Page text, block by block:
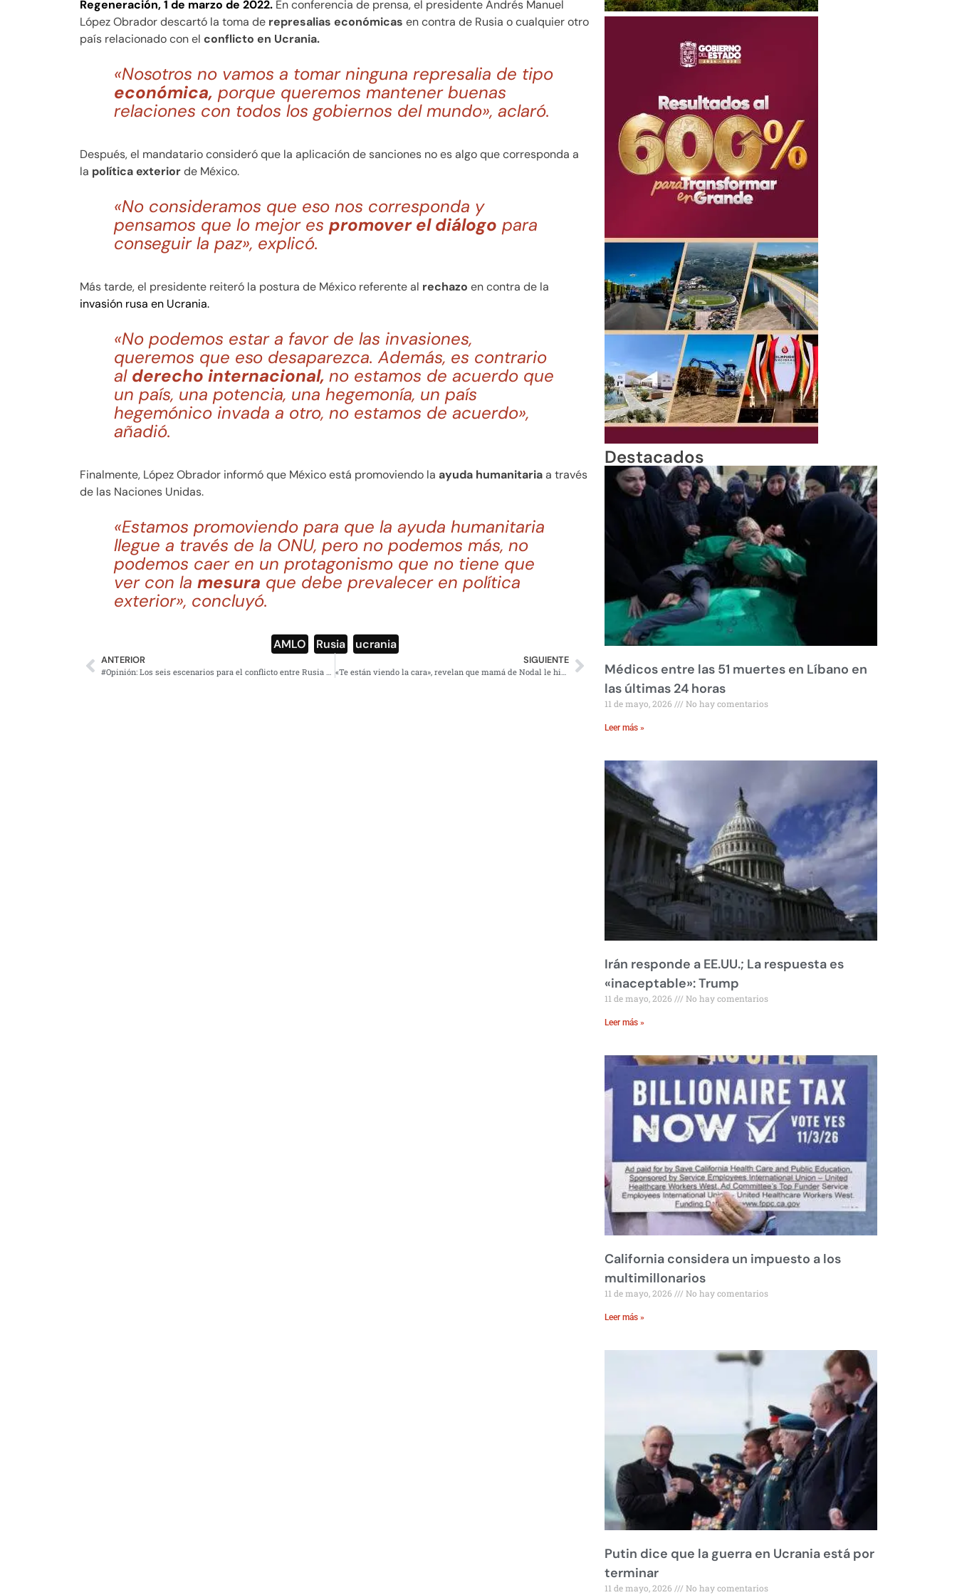
Regeneración, 1 de marzo de 2022. En conferencia de prensa, el presidente Andrés Manuel
López Obrador descartó la toma de represalias económicas en contra de Rusia o cualquier otro
país relacionado con el conflicto en Ucrania.
«Nosotros no vamos a tomar ninguna represalia de tipo
económica, porque queremos mantener buenas
relaciones con todos los gobiernos del mundo», aclaró.
Después, el mandatario consideró que la aplicación de sanciones no es algo que corresponda a
la política exteriorde México.
«No consideramos que eso nos corresponda y
pensamos que lo mejor es promover el diálogo para
conseguir la paz», explicó.
Más tarde, el presidente reiteró la postura de México referente al rechazo en contra de la
invasión rusa en Ucrania.
«No podemos estar a favor de las invasiones,
queremos que eso desaparezca. Además, es contrario
al derecho internacional, no estamos de acuerdo que
un país, una potencia, una hegemonía, un país
hegemónico invada a otro, no estamos de acuerdo»,
añadió.
Finalmente, López Obrador informó que México está promoviendo la ayuda humanitariaa través
de las Naciones Unidas.
«Estamos promoviendo para que la ayuda humanitaria
llegue a través de la ONU, pero no podemos más, no
podemos caer en un protagonismo que no tiene que
ver con la mesura que debe prevalecer en política
exterior», concluyó.
AMLO Rusia ucrania
ANTERIOR
#Opinión: Los seis escenarios para el conflicto entre Rusia y Ucrania
SIGUIENTE
«Te están viendo la cara», revelan que mamá de Nodal le hizo una auditoría por culpa de Belinda
Destacados
Médicos entre las 51 muertes en Líbano en
las últimas 24 horas
11 de mayo, 2026 No hay comentarios
Leer más »
Irán responde a EE.UU.; La respuesta es
«inaceptable»: Trump
11 de mayo, 2026 No hay comentarios
Leer más »
California considera un impuesto a los
multimillonarios
11 de mayo, 2026 No hay comentarios
Leer más »
Putin dice que la guerra en Ucrania está por
terminar
11 de mayo, 2026 No hay comentarios